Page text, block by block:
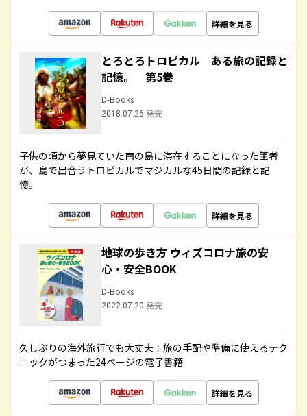
詳細を見る
とろとろトロピカル ある旅の記録と
記憶。 第5巻
D-Books
2018.07.26 発売
子供の頃から夢見ていた南の島に滞在することになった筆者
が、島で出合うトロピカルでマジカルな45日間の記録と記
憶。
詳細を見る
地球の歩き方 ウィズコロナ旅の安
心・安全BOOK
D-Books
2022.07.20 発売
久しぶりの海外旅行でも大丈夫！旅の手配や準備に使えるテク
ニックがつまった24ページの電子書籍
詳細を見る